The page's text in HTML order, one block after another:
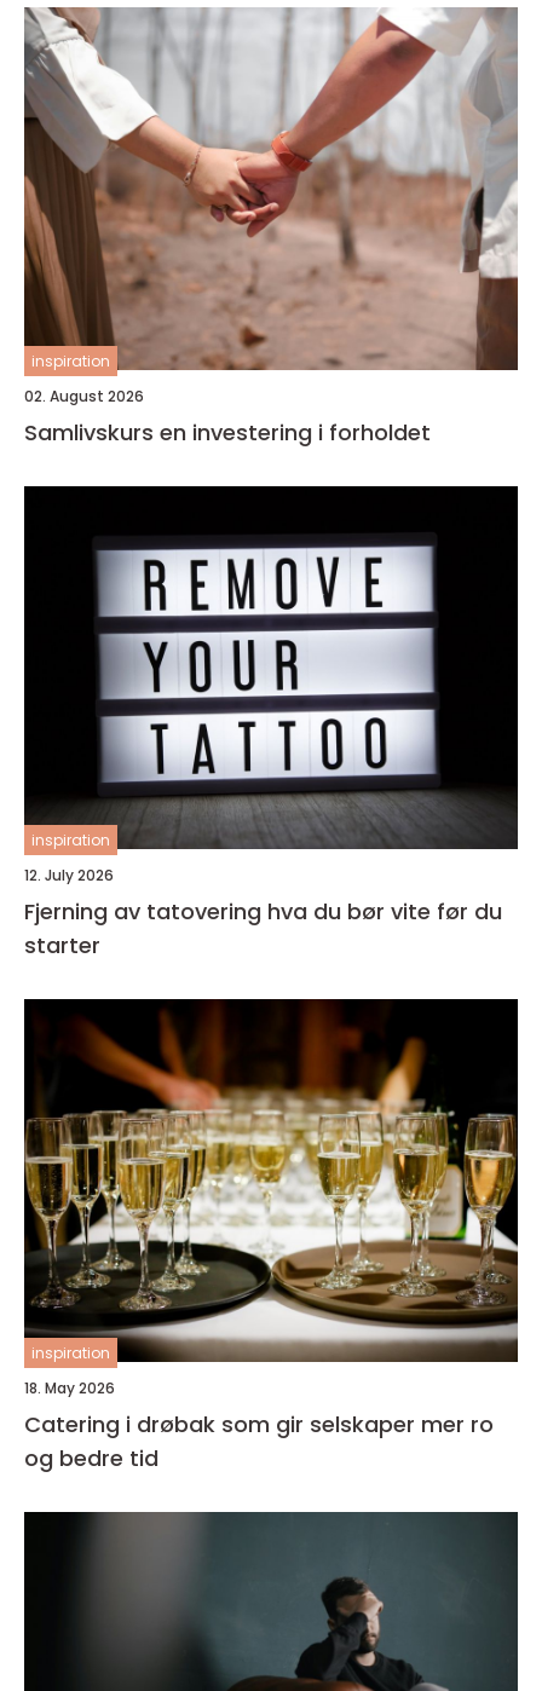
inspiration
02. August 2026
Samlivskurs en investering i forholdet
inspiration
12. July 2026
Fjerning av tatovering hva du bør vite før du
starter
inspiration
18. May 2026
Catering i drøbak som gir selskaper mer ro
og bedre tid